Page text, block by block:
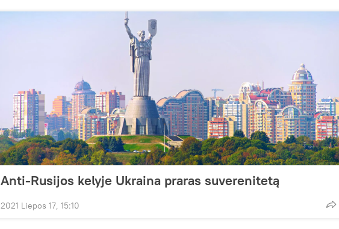
Anti-Rusijos kelyje Ukraina praras suverenitetą
2021 Liepos 17, 15:10